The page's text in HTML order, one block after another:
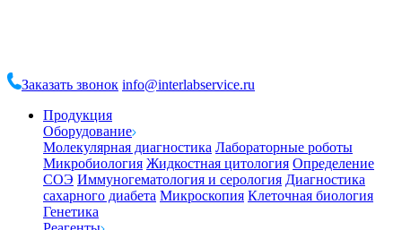
Заказать звонок info@interlabservice.ru
Продукция
Оборудование
Молекулярная диагностика Лабораторные роботы
Микробиология Жидкостная цитология Определение
СОЭ Иммуногематология и серология Диагностика
сахарного диабета Микроскопия Клеточная биология
Генетика